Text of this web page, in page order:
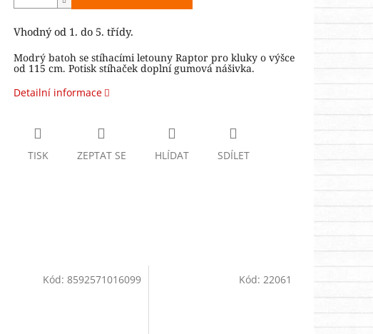
Vhodný od 1. do 5. třídy.
Modrý batoh se stíhacími letouny Raptor pro kluky o výšce
od 115 cm. Potisk stíhaček doplní gumová nášivka.
Detailní informace
TISK ZEPTAT SE HLÍDAT SDÍLET
Kód:8592571016099 Kód: 22061